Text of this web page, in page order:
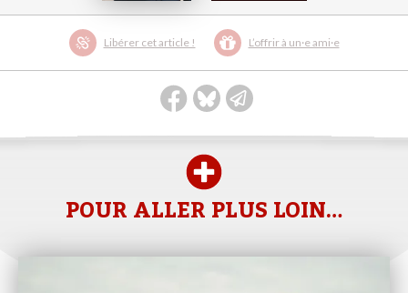
Libérer cet article ! L’offrir à un·e ami·e
POUR ALLER PLUS LOIN…